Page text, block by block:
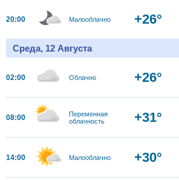
20:00 Малооблачно +26°
Среда, 12 Августа
02:00 Облачно +26°
08:00
Переменная
облачность
+31°
14:00 Малооблачно +30°